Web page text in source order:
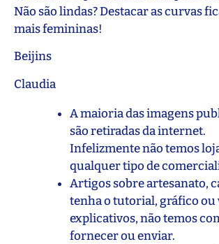
Não são lindas? Destacar as curvas
mais femininas!
Beijins
Claudia
A maioria das imagens
são retiradas da internet.
Infelizmente não temos
qualquer tipo de
Artigos sobre artesanato,
tenha o tutorial, gráfico ou
explicativos, não temos
fornecer ou enviar.